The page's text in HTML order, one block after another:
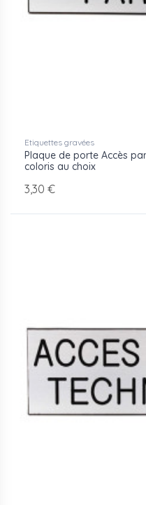
Etiquettes gravées
Plaque de porte Accès
coloris au choix
3,30 €